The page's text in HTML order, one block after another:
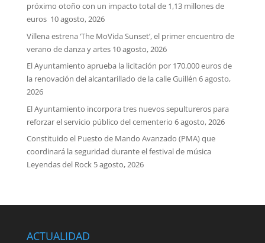
próximo otoño con un impacto total de 1,13 millones de
euros 10 agosto, 2026
Villena estrena ‘The MoVida Sunset’, el primer encuentro de
verano de danza y artes 10 agosto, 2026
El Ayuntamiento aprueba la licitación por 170.000 euros de
la renovación del alcantarillado de la calle Guillén 6 agosto,
2026
El Ayuntamiento incorpora tres nuevos sepultureros para
reforzar el servicio público del cementerio 6 agosto, 2026
Constituido el Puesto de Mando Avanzado (PMA) que
coordinará la seguridad durante el festival de música
Leyendas del Rock 5 agosto, 2026
ACTUALIDAD